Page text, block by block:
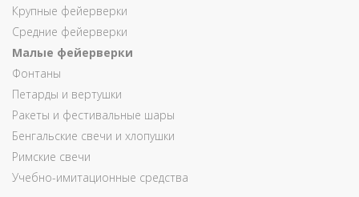
Крупные фейерверки
Средние фейерверки
Малые фейерверки
Фонтаны
Петарды и вертушки
Ракеты и фестивальные шары
Бенгальские свечи и хлопушки
Римские свечи
Учебно-имитационные средства